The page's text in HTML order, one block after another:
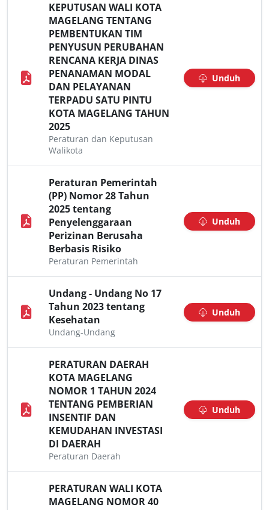
KEPUTUSAN WALI KOTA
MAGELANG TENTANG
PEMBENTUKAN TIM
PENYUSUN PERUBAHAN
RENCANA KERJA DINAS
PENANAMAN MODAL
DAN PELAYANAN
TERPADU SATU PINTU
KOTA MAGELANG TAHUN
2025
Peraturan dan Keputusan
Walikota
Unduh
Peraturan Pemerintah
(PP) Nomor 28 Tahun
2025 tentang
Penyelenggaraan
Perizinan Berusaha
Berbasis Risiko
Peraturan Pemerintah
Unduh
Undang - Undang No 17
Tahun 2023 tentang
Kesehatan
Undang-Undang
Unduh
PERATURAN DAERAH
KOTA MAGELANG
NOMOR 1 TAHUN 2024
TENTANG PEMBERIAN
INSENTIF DAN
KEMUDAHAN INVESTASI
DI DAERAH
Peraturan Daerah
Unduh
PERATURAN WALI KOTA
MAGELANG NOMOR 40